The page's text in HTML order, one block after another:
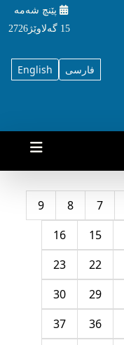
پێنچ شه‌مه‌
15 گه‌لاوێژ2726
English فارسی
7
8
9
15
16
22
23
29
30
36
37